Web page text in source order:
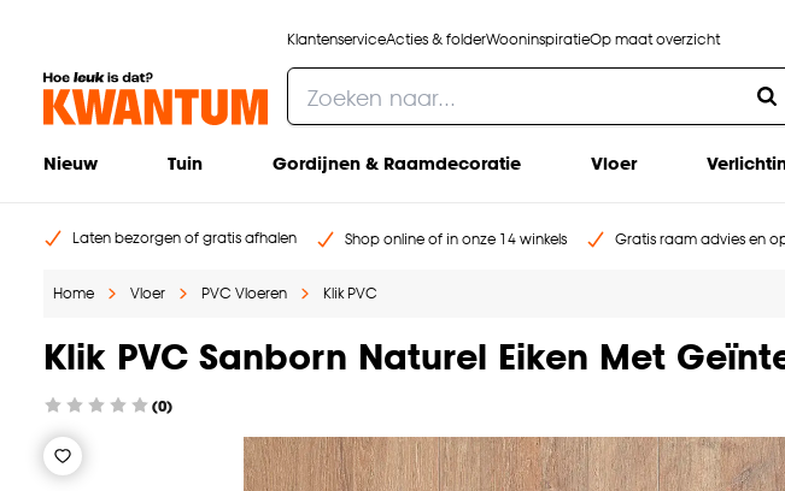
KlantenserviceActies & folderWooninspiratieOp maat overzicht
Nieuw Tuin Gordijnen & Raamdecoratie Vloer
Laten bezorgen of gratis afhalen Shop online of in onze 14 winkels Gratis raam advies en
Home Vloer PVC Vloeren Klik PVC
Klik PVC Sanborn Naturel Eiken Met
(0)